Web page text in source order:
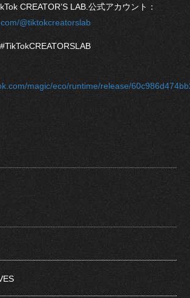
CREATOR’S LAB.公式アカウント：
@tiktokcreatorslab
magic/eco/runtime/release/